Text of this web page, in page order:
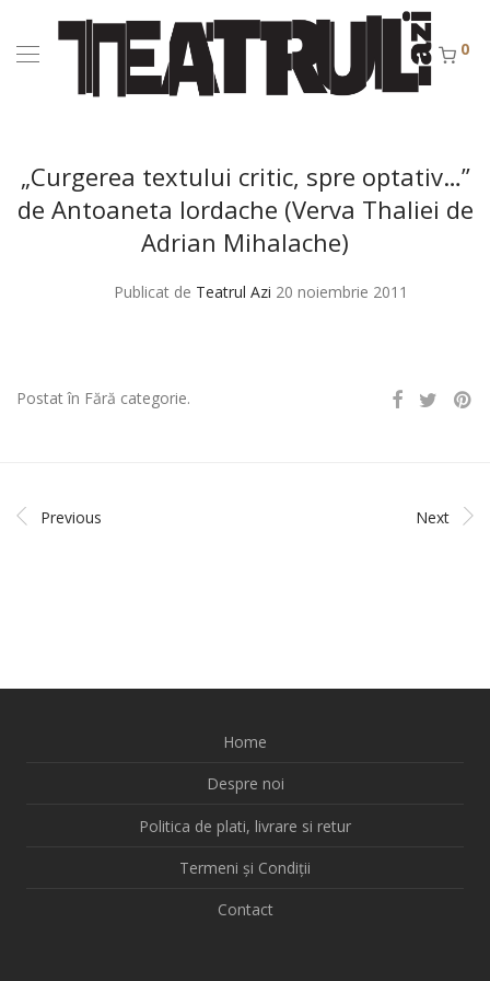
0
„Curgerea textului critic, spre optativ…”
de Antoaneta Iordache (Verva Thaliei de
Adrian Mihalache)
Publicat de Teatrul Azi 20 noiembrie 2011
Postat în Fără categorie.
Previous Next
Home
Despre noi
Politica de plati, livrare si retur
Termeni și Condiții
Contact